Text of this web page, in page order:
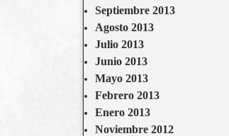
Septiembre 2013
Agosto 2013
Julio 2013
Junio 2013
Mayo 2013
Febrero 2013
Enero 2013
Noviembre 2012